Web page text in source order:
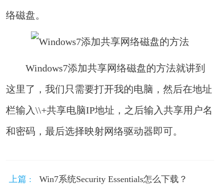
络磁盘。
Windows7添加共享网络磁盘的方法就讲到
这里了，我们只需要打开我的电脑，然后在地址
栏输入\\+共享电脑IP地址，之后输入共享用户名
和密码，最后选择映射网络驱动器即可。
上篇 :
Win7系统Security Essentials怎么下载？